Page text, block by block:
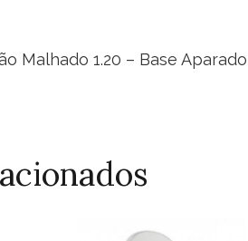
Ferro
Malhado 1.20 – Base